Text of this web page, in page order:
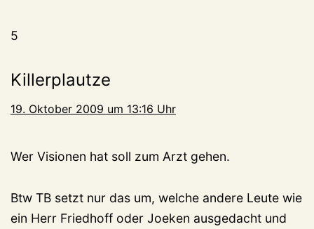
5
Killerplautze
19. Oktober 2009 um 13:16 Uhr
Wer Visionen hat soll zum Arzt gehen.
Btw TB setzt nur das um, welche andere Leute wie
ein Herr Friedhoff oder Joeken ausgedacht und